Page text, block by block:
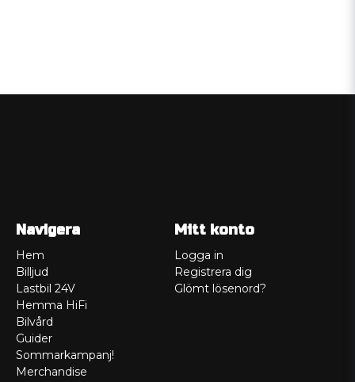
Navigera
Hem
Billjud
Lastbil 24V
Hemma HiFi
Bilvård
Guider
Sommarkampanj!
Merchandise
Mitt konto
Logga in
Registrera dig
Glömt lösenord?